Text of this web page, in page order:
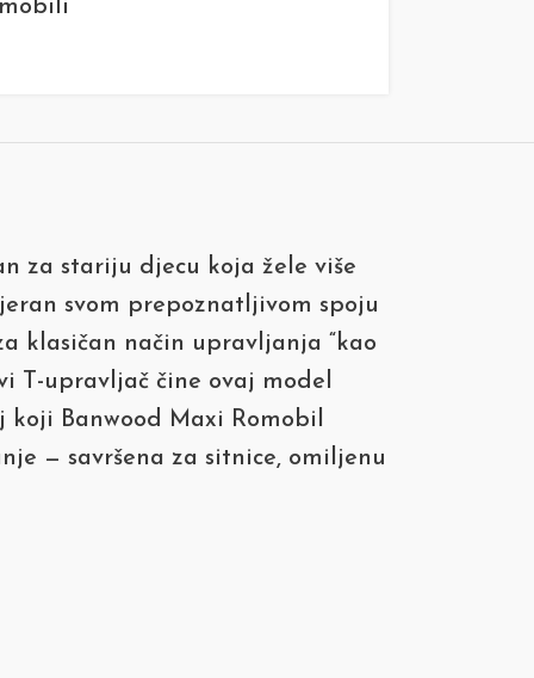
za stariju djecu koja žele više
svom prepoznatljivom spoju
klasičan način upravljanja “kao
T-upravljač čine ovaj model
Banwood Maxi Romobil
— savršena za sitnice, omiljenu